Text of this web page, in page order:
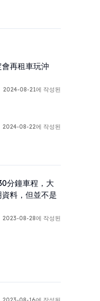
再租車玩沖
2024-08-21에 작성된
2024-08-22에 작성된
分鐘車程，大
料，但並不是
2023-08-28에 작성된